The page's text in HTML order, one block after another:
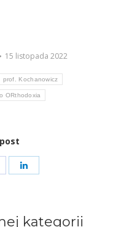
15 listopada 2022
prof. Kochanowicz
ORthodoxia
Share
kategorii